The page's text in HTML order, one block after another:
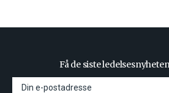
Få de siste